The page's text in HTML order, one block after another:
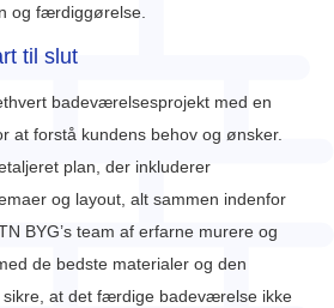
og færdiggørelse.
til slut
badeværelsesprojekt med en
at forstå kundens behov og ønsker.
plan, der inkluderer
og layout, alt sammen indenfor
BYG’s team af erfarne murere og
de bedste materialer og den
sikre, at det færdige badeværelse ikke